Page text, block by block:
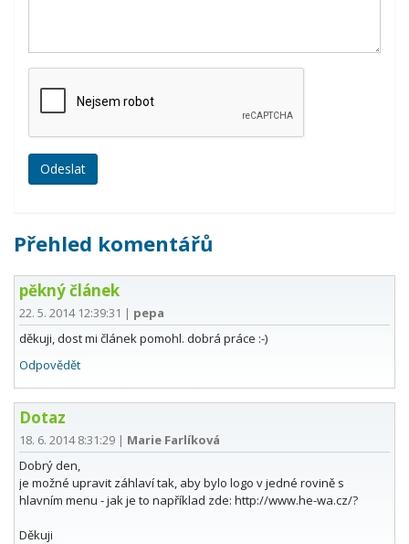
Přehled komentářů
pěkný článek
22. 5. 2014 12:39:31 | pepa
děkuji, dost mi článek pomohl. dobrá práce :-)
Odpovědět
Dotaz
18. 6. 2014 8:31:29 | Marie Farlíková
Dobrý den,
je možné upravit záhlaví tak, aby bylo logo v jedné rovině s
hlavním menu - jak je to například zde: http://www.he-wa.cz/?
Děkuji